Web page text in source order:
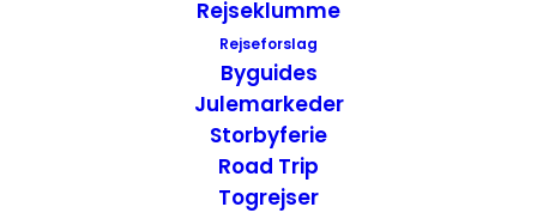
Rejseklumme
Rejseforslag
Byguides
Julemarkeder
Storbyferie
Road Trip
Togrejser
En dag med oplevelser i Somerset – England
England